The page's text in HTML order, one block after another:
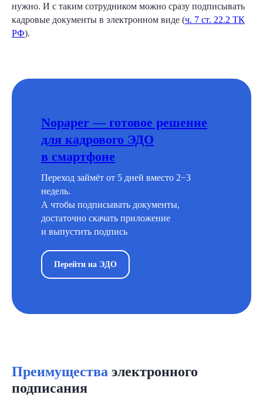
нужно. И с таким сотрудником можно сразу подписывать
кадровые документы в электронном виде (ч. 7 ст. 22.2 ТК
РФ).
Nopaper — готовое решение
для кадрового ЭДО
в смартфоне
Переход займёт от 5 дней вместо 2−3
недель.
А чтобы подписывать документы,
достаточно скачать приложение
и выпустить подпись
Перейти на ЭДО
Преимущества электронного
подписания
Начните внедрение КЭДО
прямо сейчас
+7
Проведем персональную консультацию
внедрить кадровый электронный
документооборот в ваш бизнес